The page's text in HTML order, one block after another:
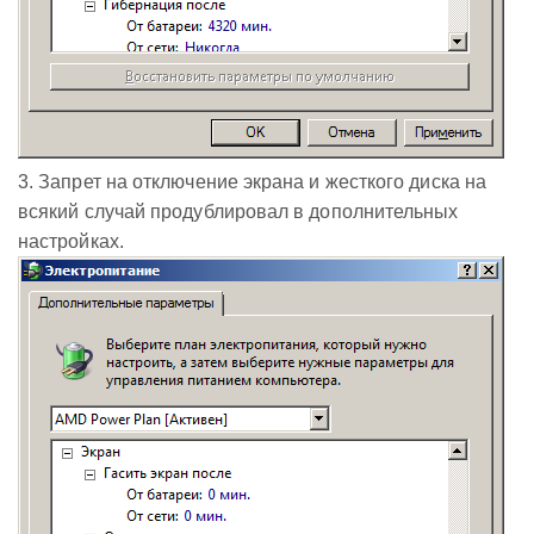
3. Запрет на отключение экрана и жесткого диска на
всякий случай продублировал в дополнительных
настройках.